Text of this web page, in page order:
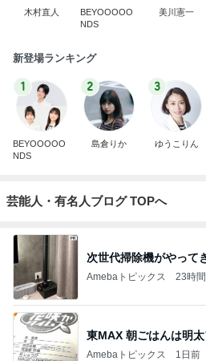
木村直人
BEYOOOOO
NDS
美川憲一
新登場ランキング
1
BEYOOOOO
NDS
2
島倉りか
3
ゆうこりん
芸能人・有名人ブログ TOPへ
次世代掃除機がやって
Amebaトピックス 23時
東MAX 朝ごはんは明
Amebaトピックス 1日前